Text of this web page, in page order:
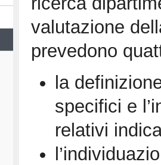
valutazione
prevedono
la
specifici e
relativi